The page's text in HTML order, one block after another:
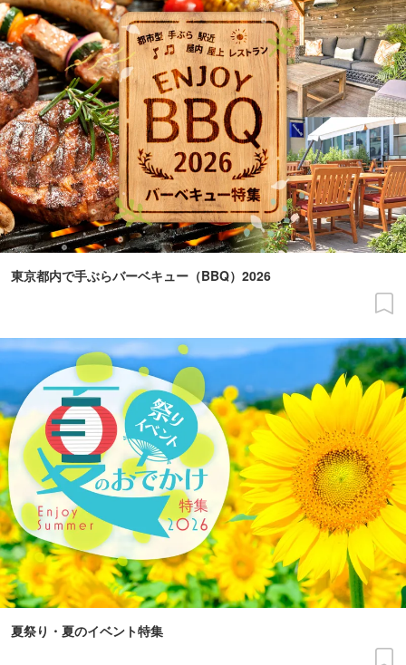
東京都内で手ぶらバーベキュー（BBQ）2026
夏祭り・夏のイベント特集